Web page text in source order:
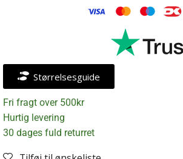
Størrelsesguide
Fri fragt over 500kr
Hurtig levering
30 dages fuld returret